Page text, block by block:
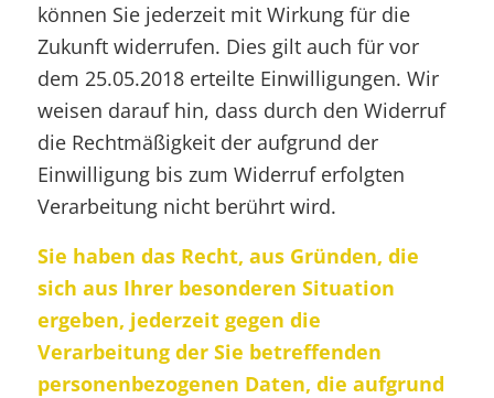
können Sie jederzeit mit Wirkung für die
Zukunft widerrufen. Dies gilt auch für vor
dem 25.05.2018 erteilte Einwilligungen. Wir
weisen darauf hin, dass durch den Widerruf
die Rechtmäßigkeit der aufgrund der
Einwilligung bis zum Widerruf erfolgten
Verarbeitung nicht berührt wird.
Sie haben das Recht, aus Gründen, die
sich aus Ihrer besonderen Situation
ergeben, jederzeit gegen die
Verarbeitung der Sie betreffenden
personenbezogenen Daten, die aufgrund